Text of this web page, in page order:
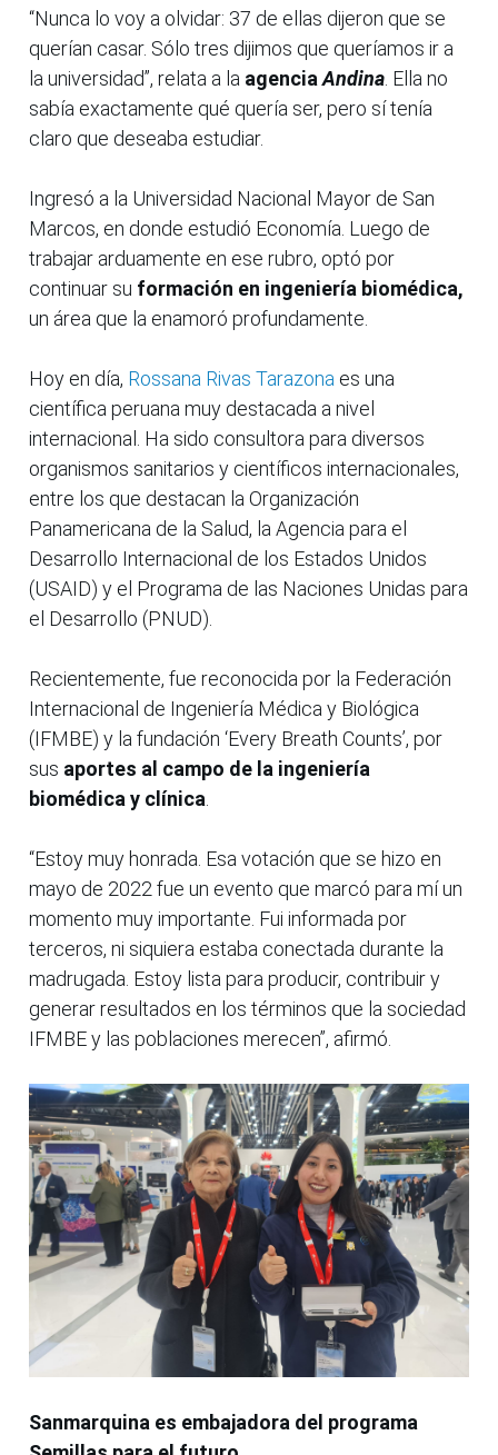
“Nunca lo voy a olvidar: 37 de ellas dijeron que se
querían casar. Sólo tres dijimos que queríamos ir a
la universidad”, relata a la agenciaAndina . Ella no
sabía exactamente qué quería ser, pero sí tenía
claro que deseaba estudiar.
Ingresó a la Universidad Nacional Mayor de San
Marcos, en donde estudió Economía. Luego de
trabajar arduamente en ese rubro, optó por
continuar su formación en ingeniería biomédica,
un área que la enamoró profundamente.
Hoy en día, Rossana Rivas Tarazona es una
científica peruana muy destacada a nivel
internacional. Ha sido consultora para diversos
organismos sanitarios y científicos internacionales,
entre los que destacan la Organización
Panamericana de la Salud, la Agencia para el
Desarrollo Internacional de los Estados Unidos
(USAID) y el Programa de las Naciones Unidas para
el Desarrollo (PNUD).
Recientemente, fue reconocida por la Federación
Internacional de Ingeniería Médica y Biológica
(IFMBE) y la fundación ‘Every Breath Counts’, por
sus aportes al campo de la ingeniería
biomédica y clínica
“Estoy muy honrada. Esa votación que se hizo en
mayo de 2022 fue un evento que marcó para mí un
momento muy importante. Fui informada por
terceros, ni siquiera estaba conectada durante la
madrugada. Estoy lista para producir, contribuir y
generar resultados en los términos que la sociedad
IFMBE y las poblaciones merecen”, afirmó.
Sanmarquina es embajadora del programa